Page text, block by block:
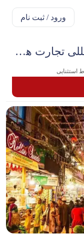
ورود / ثبت نام
تور پنج‌روزه نمایشگاه بین‌المللی تجارت هند | آبان
استثنایی